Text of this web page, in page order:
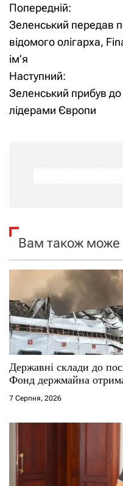
Н
а
в
і
г
а
ц
і
а
п
и
с
і
в
Попередній:
Зеленський передав
відомого олігарха,
ім’я
Наступний:
Зеленський прибув до
лідерами Європи
Вам також може
Державні склади до
Фонд держмайна
7 Серпня, 2026